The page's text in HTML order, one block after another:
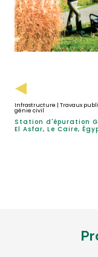
Infrastructure | Travaux
génie civil
Station d'épuration
El Asfar, Le Caire,